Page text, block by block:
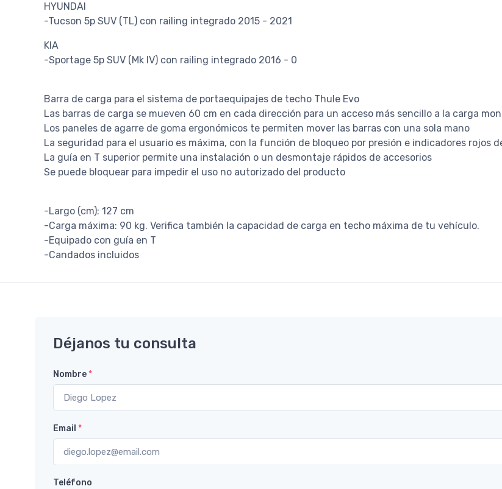
HYUNDAI
-Tucson 5p SUV (TL) con railing integrado 2015 - 2021
KIA
-Sportage 5p SUV (Mk IV) con railing integrado 2016 - 0
Barra de carga para el sistema de portaequipajes de techo Thule Evo
Las barras de carga se mueven 60 cm en cada dirección para un acceso más sencillo a la carga
Los paneles de agarre de goma ergonómicos te permiten mover las barras con una sola mano
La seguridad para el usuario es máxima, con la función de bloqueo por presión e indicadores rojos
La guía en T superior permite una instalación o un desmontaje rápidos de accesorios
Se puede bloquear para impedir el uso no autorizado del producto
-Largo (cm): 127 cm
-Carga máxima: 90 kg. Verifica también la capacidad de carga en techo máxima de tu vehículo.
-Equipado con guía en T
-Candados incluidos
Déjanos tu consulta
Nombre*
Email *
Teléfono